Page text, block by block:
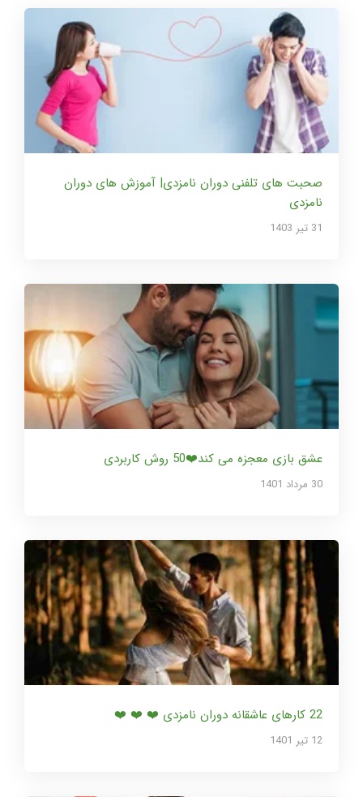
صحبت های تلفنی دوران نامزدی| آموزش های دوران
نامزدی
31 تير 1403
عشق بازی معجزه می کند❤️50 روش کاربردی
30 مرداد 1401
22 کارهای عاشقانه دوران نامزدی ❤️ ❤️ ❤️
12 تير 1401